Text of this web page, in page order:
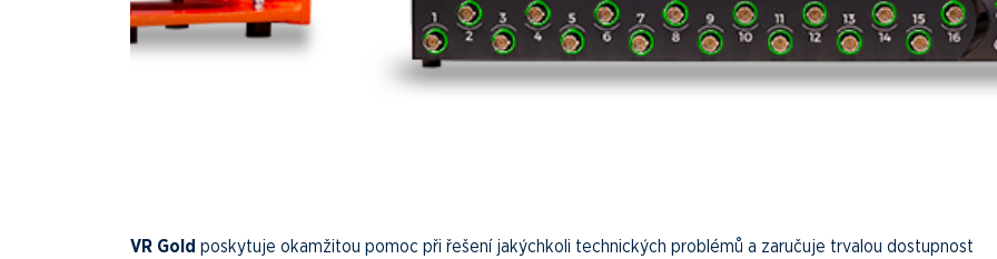
VR Gold poskytuje okamžitou pomoc při řešení jakýchkoli technických problémů a zaručuje trvalou dostupnost